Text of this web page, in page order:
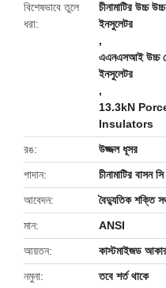
বিশেষভাবে তুলে
ধরা
চীনামাটির উচ্চ
ইনসুলেটর
,
এএনএসআই উচ্চ
ইনসুলেটর
,
13.3kN
Insulators
রঙ
উজ্জল ধূসর
পাদান
চীনামাটির বাসন
আবেদন
বৈদ্যুতিক শক্তি
মান
ANSI
আয়তন
কাস্টমাইজড
নমুনা
তবে শর্ত থাকে